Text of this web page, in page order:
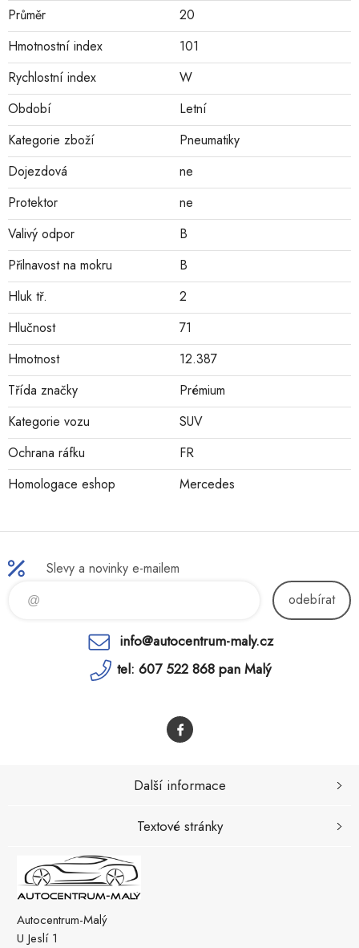
Průměr
20
Hmotnostní index
101
Rychlostní index
W
Období
Letní
Kategorie zboží
Pneumatiky
Dojezdová
ne
Protektor
ne
Valivý odpor
B
Přilnavost na mokru
B
Hluk tř.
2
Hlučnost
71
Hmotnost
12.387
Třída značky
Prémium
Kategorie vozu
SUV
Ochrana ráfku
FR
Homologace eshop
Mercedes
Slevy a novinky e-mailem
odebírat
info@autocentrum-maly.cz
tel: 607 522 868 pan Malý
Autocentrum-Malý
U Jeslí 1
Další informace
Textové stránky